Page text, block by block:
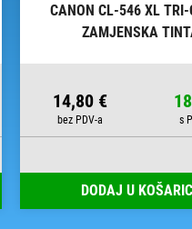
CANON CL-546 XL TRI-
ZAMJENSKA
14,80 €
DODAJ U